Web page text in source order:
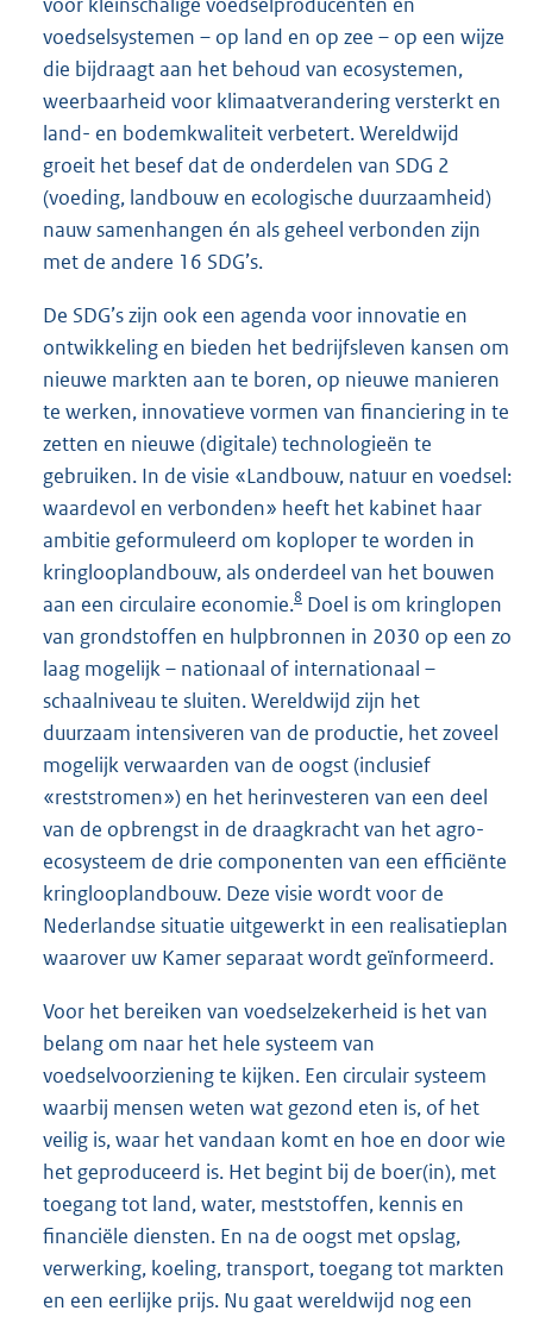
voedselsystemen – op land en op zee – op een wijze
die bijdraagt aan het behoud van ecosystemen,
weerbaarheid voor klimaatverandering versterkt en
land- en bodemkwaliteit verbetert. Wereldwijd
groeit het besef dat de onderdelen van SDG 2
(voeding, landbouw en ecologische duurzaamheid)
nauw samenhangen én als geheel verbonden zijn
met de andere 16 SDG’s.
De SDG’s zijn ook een agenda voor innovatie en
ontwikkeling en bieden het bedrijfsleven kansen om
nieuwe markten aan te boren, op nieuwe manieren
te werken, innovatieve vormen van financiering in te
zetten en nieuwe (digitale) technologieën te
gebruiken. In de visie «Landbouw, natuur en voedsel:
waardevol en verbonden» heeft het kabinet haar
ambitie geformuleerd om koploper te worden in
kringlooplandbouw, als onderdeel van het bouwen
aan een circulaire economie.8 Doel is om kringlopen
van grondstoffen en hulpbronnen in 2030 op een zo
laag mogelijk – nationaal of internationaal –
schaalniveau te sluiten. Wereldwijd zijn het
duurzaam intensiveren van de productie, het zoveel
mogelijk verwaarden van de oogst (inclusief
«reststromen») en het herinvesteren van een deel
van de opbrengst in de draagkracht van het agro-
ecosysteem de drie componenten van een efficiënte
kringlooplandbouw. Deze visie wordt voor de
Nederlandse situatie uitgewerkt in een realisatieplan
waarover uw Kamer separaat wordt geïnformeerd.
Voor het bereiken van voedselzekerheid is het van
belang om naar het hele systeem van
voedselvoorziening te kijken. Een circulair systeem
waarbij mensen weten wat gezond eten is, of het
veilig is, waar het vandaan komt en hoe en door wie
het geproduceerd is. Het begint bij de boer(in), met
toegang tot land, water, meststoffen, kennis en
financiële diensten. En na de oogst met opslag,
verwerking, koeling, transport, toegang tot markten
en een eerlijke prijs. Nu gaat wereldwijd nog een